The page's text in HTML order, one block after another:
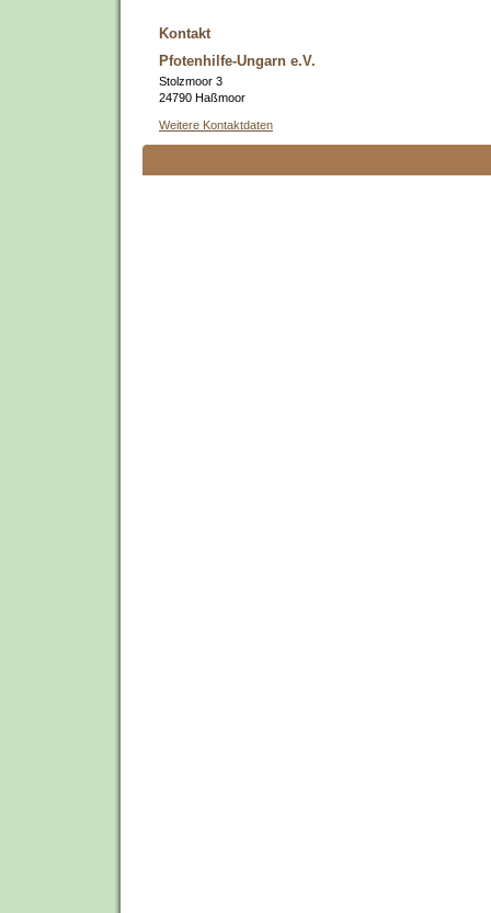
Kontakt
Pfotenhilfe-Ungarn e.V.
Stolzmoor 3
24790 Haßmoor
Weitere Kontaktdaten